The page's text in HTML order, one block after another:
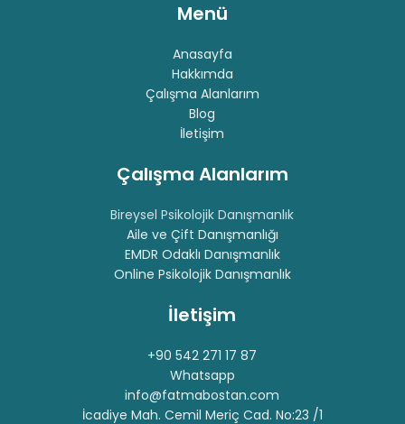
Menü
Anasayfa
Hakkımda
Çalışma Alanlarım
Blog
İletişim
Çalışma Alanlarım
Bireysel Psikolojik Danışmanlık
Aile ve Çift Danışmanlığı
EMDR Odaklı Danışmanlık
Online Psikolojik Danışmanlık
İletişim
+90 542 271 17 87
Whatsapp
info@fatmabostan.com
İcadiye Mah. Cemil Meriç Cad. No:23 /1